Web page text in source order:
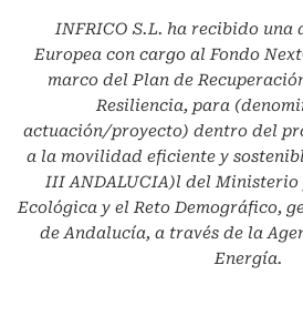
INFRICO S.L. ha recibido una
Europea con cargo al Fondo
marco del Plan de
Resiliencia, para
actuación/proyecto) dentro del
a la movilidad eficiente y
III ANDALUCIA)l del
Ecológica y el Reto Demográfico,
de Andalucía, a través de la
Energía.